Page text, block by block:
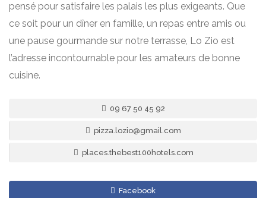
pensé pour satisfaire les palais les plus exigeants. Que
ce soit pour un dîner en famille, un repas entre amis ou
une pause gourmande sur notre terrasse, Lo Zio est
l’adresse incontournable pour les amateurs de bonne
cuisine.
09 67 50 45 92
pizza.lozio@gmail.com
places.thebest100hotels.com
Facebook